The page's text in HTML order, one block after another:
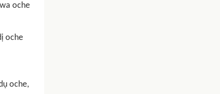
oche
oche
oche,